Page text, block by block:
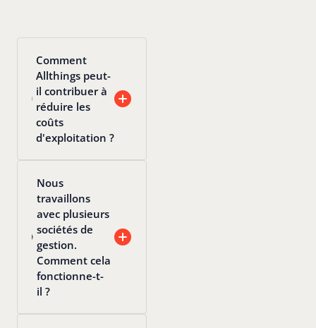
Comment
Allthings peut-
il contribuer à
réduire les
coûts
d'exploitation ?
Nous
travaillons
avec plusieurs
sociétés de
gestion.
Comment cela
fonctionne-t-
il ?